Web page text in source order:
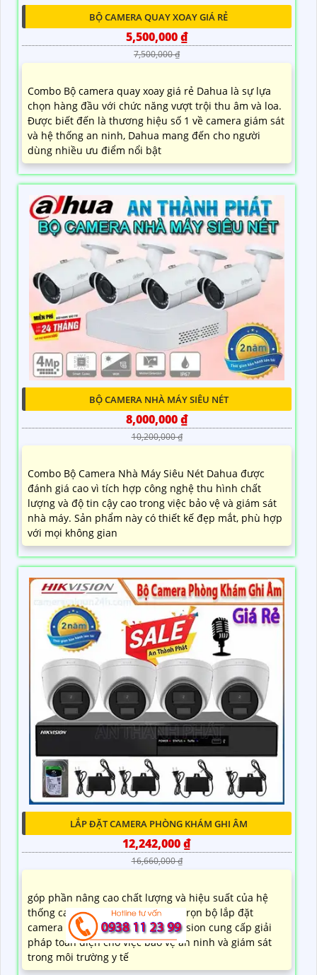
BỘ CAMERA QUAY XOAY GIÁ RẺ
5,500,000 ₫
7,500,000 ₫
Combo Bộ camera quay xoay giá rẻ Dahua là sự lựa
chọn hàng đầu với chức năng vượt trội thu âm và loa.
Được biết đến là thương hiệu số 1 về camera giám sát
và hệ thống an ninh, Dahua mang đến cho người
dùng nhiều ưu điểm nổi bật
BỘ CAMERA NHÀ MÁY SIÊU NÉT
8,000,000 ₫
10,200,000 ₫
Combo Bộ Camera Nhà Máy Siêu Nét Dahua được
đánh giá cao vì tích hợp công nghệ thu hình chất
lượng và độ tin cậy cao trong việc bảo vệ và giám sát
nhà máy. Sản phẩm này có thiết kế đẹp mắt, phù hợp
với mọi không gian
LẮP ĐẶT CAMERA PHÒNG KHÁM GHI ÂM
12,242,000 ₫
16,660,000 ₫
góp phần nâng cao chất lượng và hiệu suất của hệ
thống camera giám sát. Thiết kế trọn bộ lắp đặt
camera phòng khám ghi âm Hikvision cung cấp giải
pháp toàn diện cho việc bảo vệ an ninh và giám sát
trong môi trường y tế